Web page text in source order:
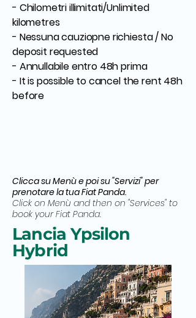
- Chilometri illimitati/Unlimited
kilometres
- Nessuna cauziopne richiesta / No
deposit requested
- Annullabile entro 48h prima
- It is possible to cancel the rent 48h
before
Clicca su Menù e poi su "Servizi" per
prenotare la tua Fiat Panda.
Click on Menù and then on "Services" to
book your Fiat Panda.
Lancia Ypsilon
Hybrid